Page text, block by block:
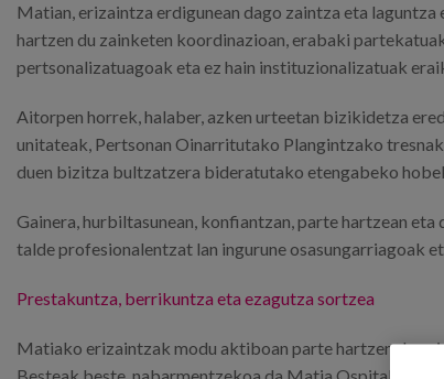
Matian, erizaintza erdigunean dago zaintza eta
hartzen du zainketen koordinazioan, erabaki
pertsonalizatuagoak eta ez hain instituzionalizatuak
Aitorpen horrek, halaber, azken urteetan bizikidetza
unitateak, Pertsonan Oinarritutako Plangintzako
duen bizitza bultzatzera bideratutako etengabeko
Gainera, hurbiltasunean, konfiantzan, parte hartzean
talde profesionalentzat lan ingurune osasungarriagoak
Prestakuntza, berrikuntza eta ezagutza sortzea
Matiako erizaintzak modu aktiboan parte hartzen du